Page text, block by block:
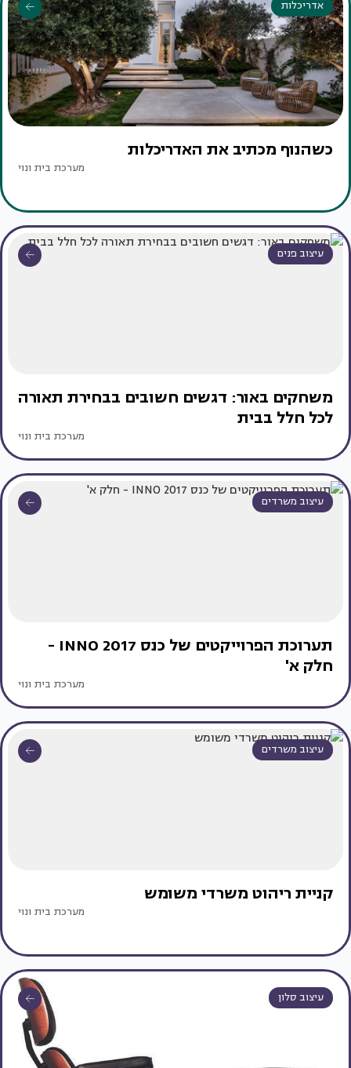
אדריכלות
כשהנוף מכתיב את האדריכלות
מערכת בית ונוי
עיצוב פנים
משחקים באור: דגשים חשובים בבחירת תאורה
לכל חלל בבית
מערכת בית ונוי
עיצוב משרדים
תערוכת הפרוייקטים של כנס INNO 2017 -
חלק א'
מערכת בית ונוי
עיצוב משרדים
קניית ריהוט משרדי משומש
מערכת בית ונוי
עיצוב סלון